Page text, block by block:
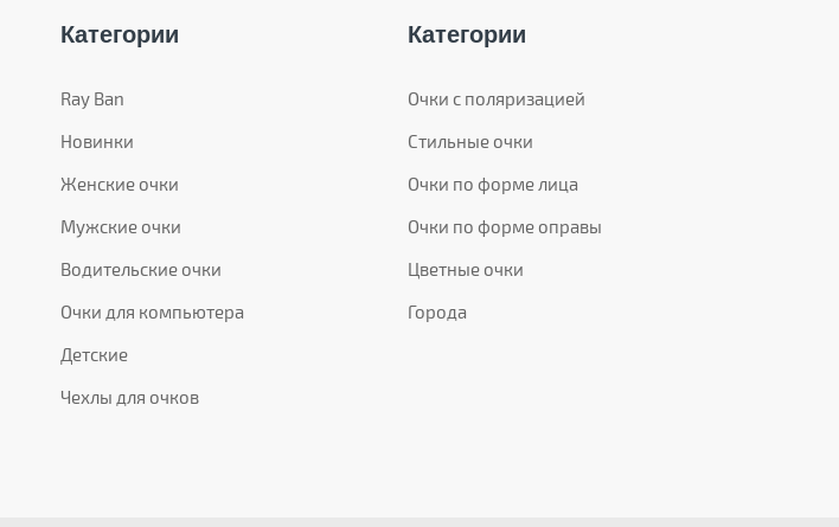
Категории
Ray Ban
Новинки
Женские очки
Мужские очки
Водительские очки
Очки для компьютера
Детские
Чехлы для очков
Категории
Очки с поляризацией
Стильные очки
Очки по форме лица
Очки по форме оправы
Цветные очки
Города